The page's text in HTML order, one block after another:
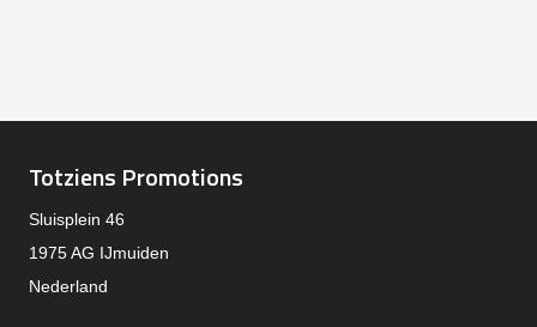
Totziens Promotions
Sluisplein 46
1975 AG IJmuiden
Nederland